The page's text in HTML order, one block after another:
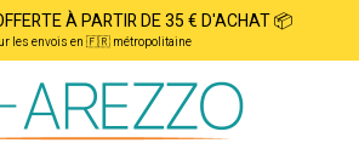
À PARTIR DE 35 € D'ACHAT 📦
les envois en 🇫🇷 métropolitaine